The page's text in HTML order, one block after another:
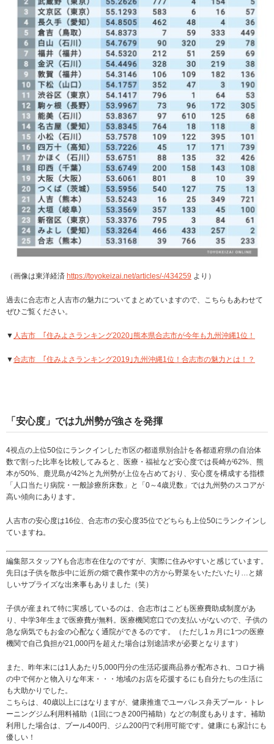
（画像は東洋経済 https://toyokeizai.net/articles/-/434259 より）
過去に合志市と人吉市の魅力についてまとめていますので、こちらもあわせて
ぜひご覧ください。
▼ 人吉市 ｢住みよさランキング2020｣熊本県合志市が今年も九州沖縄1位！
▼合志市 ｢住みよさランキング2019｣九州沖縄1位！合志市の魅力とは！？
「安心度」では九州勢が強さを発揮
4視点の上位50位にランクインした市区の都道県別合計を各都道府県の自治体
数で割った比率を比較してみると、医療・福祉など安心度では長崎が62%、熊
本が50%、鹿児島が42%と九州勢が上位を占めており、安心度を構成する指標
「人口当たり病院・一般診療所床数」と「0～4歳児数」では九州勢のスコアが
高い傾向にあります。
人吉市の安心度は16位、合志市の安心度35位でどちらも上位50にランクインし
ていますね。
編集部スタッフYも合志市在住なのですが、実際に住みやすいと感じています。
先日は子供を散歩中に近所の畑で農作業中の方から野菜をいただいたり…と嬉
しいサプライズな出来事もありました（笑）
子供が産まれて特に実感しているのは、合志市はこども医療費助成制度があ
り、中学3年生まで医療費が無料。医療機関窓口での支払いがないので、子供の
急な病気でもお金の心配なく通院ができるのです。（ただし1ヵ月に1つの医療
機関で自己負担が21,000円を超えた場合は別途請求が必要となります）
また、昨年末には1人あたり5,000円分の生活応援商品券が配布され、コロナ禍
の中で何かと物入りな年末・・・地域のお店を応援するにも自分たちの生活に
も大助かりでした。
こちらは、40歳以上にはなりますが、健康推進でユーパレス弁天プール・トレ
ーニングジム利用料補助（1回につき200円補助）などの制度もあります。補助
利用した場合は、プール400円、ジム200円で利用可能です。健康にも家計にも
優しい！